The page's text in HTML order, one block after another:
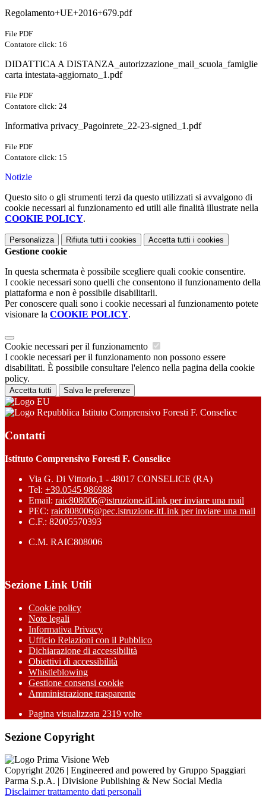
Regolamento+UE+2016+679.pdf
File PDF
Contatore click: 16
DIDATTICA A DISTANZA_autorizzazione_mail_scuola_famiglie
carta intestata-aggiornato_1.pdf
File PDF
Contatore click: 24
Informativa privacy_Pagoinrete_22-23-signed_1.pdf
File PDF
Contatore click: 15
Notizie
Questo sito o gli strumenti terzi da questo utilizzati si avvalgono di
cookie necessari al funzionamento ed utili alle finalità illustrate nella
COOKIE POLICY.
Personalizza Rifiuta tutti i cookies Accetta tutti i cookies
Gestione cookie
In questa schermata è possibile scegliere quali cookie consentire.
I cookie necessari sono quelli che consentono il funzionamento della
piattaforma e non è possibile disabilitarli.
Per conoscere quali sono i cookie necessari al funzionamento potete
visionare la COOKIE POLICY.
Cookie necessari per il funzionamento
I cookie necessari per il funzionamento non possono essere
disabilitati. È possibile consultare l'elenco nella pagina della cookie
policy.
Accetta tutti Salva le preferenze
Istituto Comprensivo Foresti F. Conselice
Contatti
Istituto Comprensivo Foresti F. Conselice
Via G. Di Vittorio,1 - 48017 CONSELICE (RA)
Tel: +39.0545 986988
Email: raic808006@istruzione.itLink per inviare una mail
PEC: raic808006@pec.istruzione.itLink per inviare una mail
C.F.: 82005570393
C.M. RAIC808006
Sezione Link Utili
Cookie policy
Note legali
Informativa Privacy
Ufficio Relazioni con il Pubblico
Dichiarazione di accessibilità
Obiettivi di accessibilità
Whistleblowing
Gestione consensi cookie
Amministrazione trasparente
Pagina visualizzata 2319 volte
Sezione Copyright
Copyright 2026 | Engineered and powered by Gruppo Spaggiari
Parma S.p.A. | Divisione Publishing & New Social Media
Disclaimer trattamento dati personali